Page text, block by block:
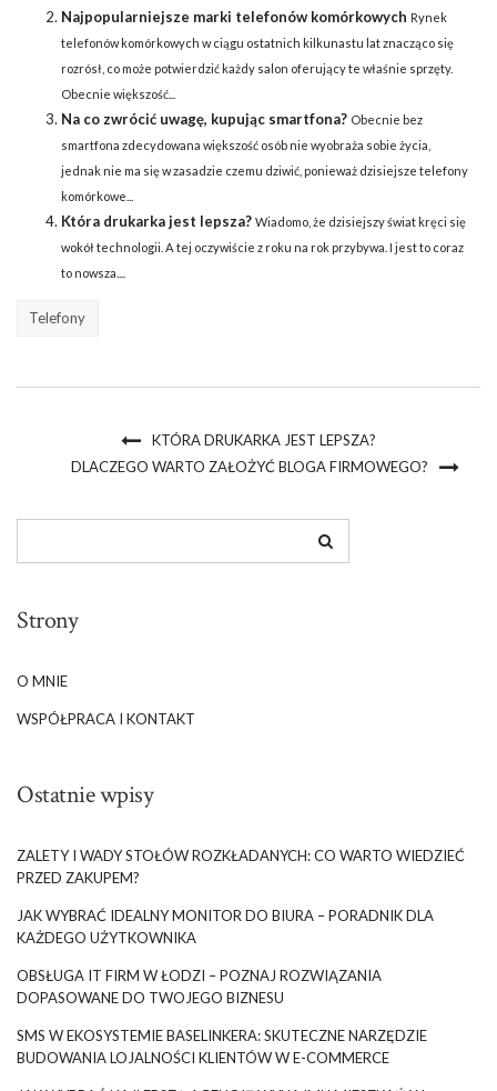
Najpopularniejsze marki telefonów komórkowych Rynek
telefonów komórkowych w ciągu ostatnich kilkunastu lat znacząco się
rozrósł, co może potwierdzić każdy salon oferujący te właśnie sprzęty.
Obecnie większość...
Na co zwrócić uwagę, kupując smartfona? Obecnie bez
smartfona zdecydowana większość osób nie wyobraża sobie życia,
jednak nie ma się w zasadzie czemu dziwić, ponieważ dzisiejsze telefony
komórkowe...
Która drukarka jest lepsza? Wiadomo, że dzisiejszy świat kręci się
wokół technologii. A tej oczywiście z roku na rok przybywa. I jest to coraz
to nowsza....
Telefony
KTÓRA DRUKARKA JEST LEPSZA?
DLACZEGO WARTO ZAŁOŻYĆ BLOGA FIRMOWEGO?
Strony
O MNIE
WSPÓŁPRACA I KONTAKT
Ostatnie wpisy
ZALETY I WADY STOŁÓW ROZKŁADANYCH: CO WARTO WIEDZIEĆ
PRZED ZAKUPEM?
JAK WYBRAĆ IDEALNY MONITOR DO BIURA – PORADNIK DLA
KAŻDEGO UŻYTKOWNIKA
OBSŁUGA IT FIRM W ŁODZI – POZNAJ ROZWIĄZANIA
DOPASOWANE DO TWOJEGO BIZNESU
SMS W EKOSYSTEMIE BASELINKERA: SKUTECZNE NARZĘDZIE
BUDOWANIA LOJALNOŚCI KLIENTÓW W E-COMMERCE